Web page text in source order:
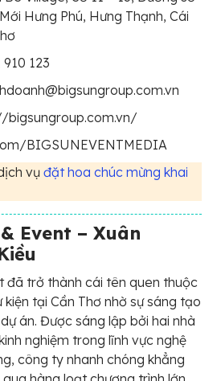
Hưng Phú, Hưng Thạnh, Cái
123
bigsungroup.com.vn/
BIGSUNEVENTMEDIA
vụ đặt hoa chúc mừng khai
Event – Xuân
đã trở thành cái tên quen thuộc
tại Cần Thơ nhờ sự sáng tạo
án. Được sáng lập bởi hai nhà
nghiệm trong lĩnh vực nghệ
công ty nhanh chóng khẳng